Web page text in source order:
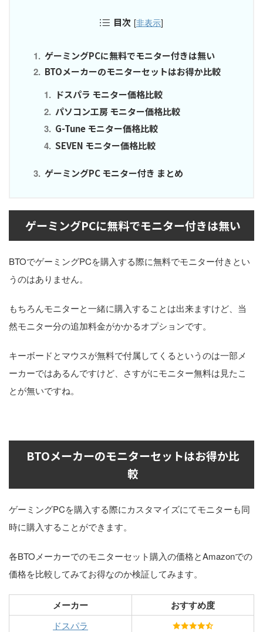
目次 [非表示]
ゲーミングPCに無料でモニター付きは無い
BTOメーカーのモニターセットはお得か比較
ドスパラ モニター価格比較
パソコン工房 モニター価格比較
G-Tune モニター価格比較
SEVEN モニター価格比較
ゲーミングPC モニター付き まとめ
ゲーミングPCに無料でモニター付きは無い
BTOでゲーミングPCを購入する際に無料でモニター付きとい
うのはありません。
もちろんモニターと一緒に購入することは出来ますけど、当
然モニター分の追加料金がかかるオプションです。
キーボードとマウスが無料で付属してくるというのは一部メ
ーカーではあるんですけど、さすがにモニター無料は見たこ
とが無いですね。
BTOメーカーのモニターセットはお得か比
較
ゲーミングPCを購入する際にカスタマイズにてモニターも同
時に購入することができます。
各BTOメーカーでのモニターセット購入の価格とAmazonでの
価格を比較してみてお得なのか検証してみます。
メーカー おすすめ度
ドスパラ